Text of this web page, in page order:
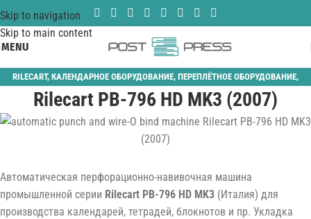
Skip to navigation
Skip to main content
MENU
RILECART, КАЛЕНДАРНОЕ ОБОРУДОВАНИЕ, ПЕРЕПЛЁТНОЕ ОБОРУДОВАНИЕ,
ПЕРЕПЛЕТЧИКИ
ПЕРФОРАТОРЫ
Rilecart PB-796 HD MK3 (2007)
Автоматическая перфорационно-навивочная машина
промышленной серии Rilecart PB-796 HD MK3 (Италия) для
производства календарей, тетрадей, блокнотов и пр. Укладка